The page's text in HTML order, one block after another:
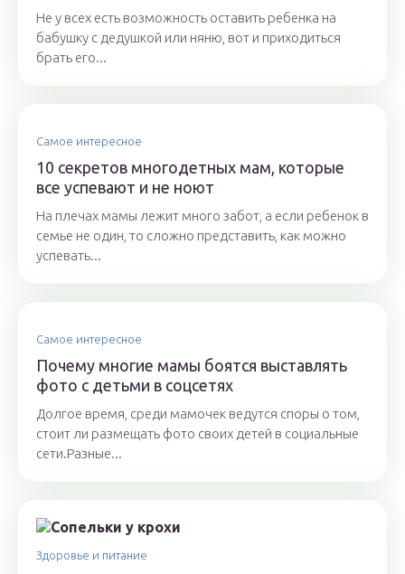
Не у всех есть возможность оставить ребенка на
бабушку с дедушкой или няню, вот и приходиться
брать его...
Самое интересное
10 секретов многодетных мам, которые
все успевают и не ноют
На плечах мамы лежит много забот, а если ребенок в
семье не один, то сложно представить, как можно
успевать...
Самое интересное
Почему многие мамы боятся выставлять
фото с детьми в соцсетях
Долгое время, среди мамочек ведутся споры о том,
стоит ли размещать фото своих детей в социальные
сети.Разные...
Здоровье и питание